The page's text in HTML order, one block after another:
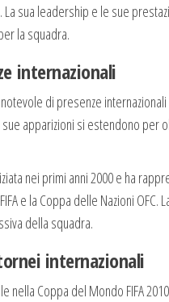
sua leadership e le sue
la squadra.
internazionali
di presenze
apparizioni si estendono per
nei primi anni 2000 e ha
e la Coppa delle Nazioni
della squadra.
internazionali
nella Coppa del Mondo FIFA